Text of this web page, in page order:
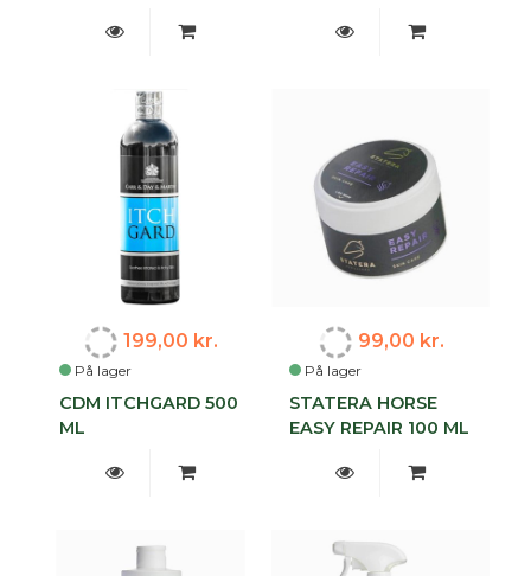
På lager
199,00 kr.
CDM ITCHGARD 500
ML
På lager
99,00 kr.
STATERA HORSE
EASY REPAIR 100 ML